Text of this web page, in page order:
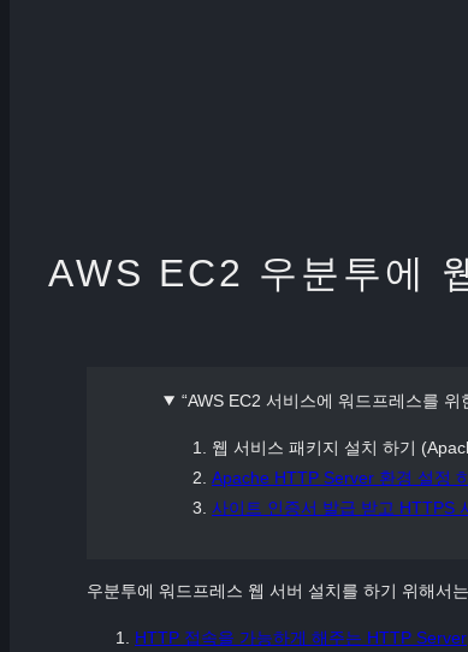
AWS EC2 우분투에
“AWS EC2 서비스에 워드프레스를
웹 서비스 패키지 설치 하기
Apache HTTP Server 환경 설정
사이트 인증서 발급 받고 HTTPS
우분투에 워드프레스 웹 서버 설치를 하기 위해서
HTTP 접속을 가능하게 해주는 HTTP Server